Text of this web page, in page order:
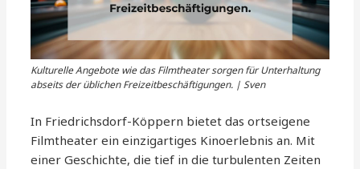
Kulturelle Angebote wie das Filmtheater sorgen für Unterhaltung
abseits der üblichen Freizeitbeschäftigungen. | Sven
In Friedrichsdorf-Köppern bietet das ortseigene
Filmtheater ein einzigartiges Kinoerlebnis an. Mit
einer Geschichte, die tief in die turbulenten Zeiten